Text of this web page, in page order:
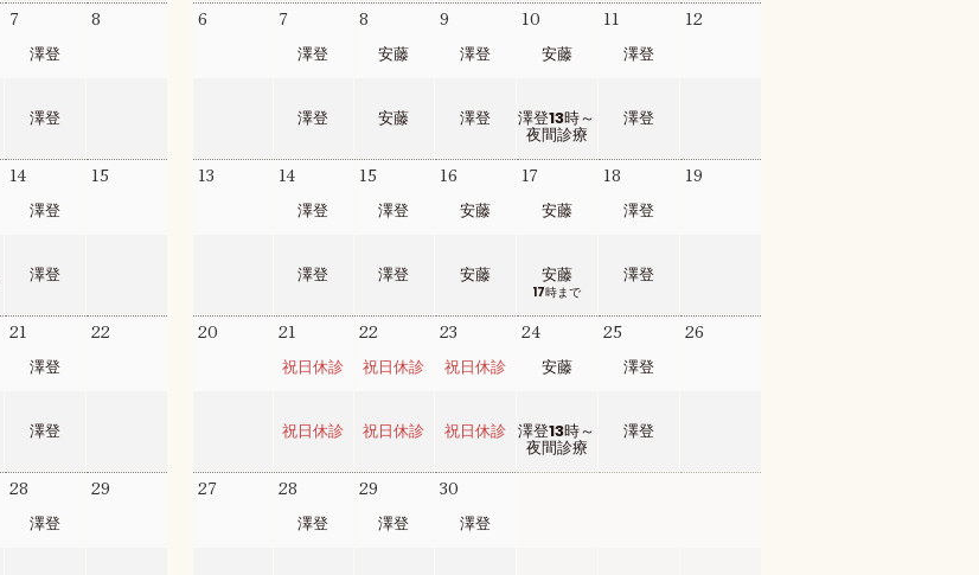
7 8
澤登
澤登
14 15
澤登
澤登
21 22
澤登
澤登
28 29
澤登
6 7 8 9 10 11 12
澤登 安藤 澤登 安藤 澤登
澤登 安藤 澤登 澤登13時～
夜間診療
澤登
13 14 15 16 17 18 19
澤登 澤登 安藤 安藤 澤登
澤登 澤登 安藤 安藤
17時まで
澤登
20 21 22 23 24 25 26
祝日休診 祝日休診 祝日休診 安藤 澤登
祝日休診 祝日休診 祝日休診 澤登13時～
夜間診療
澤登
27 28 29 30
澤登 澤登 澤登